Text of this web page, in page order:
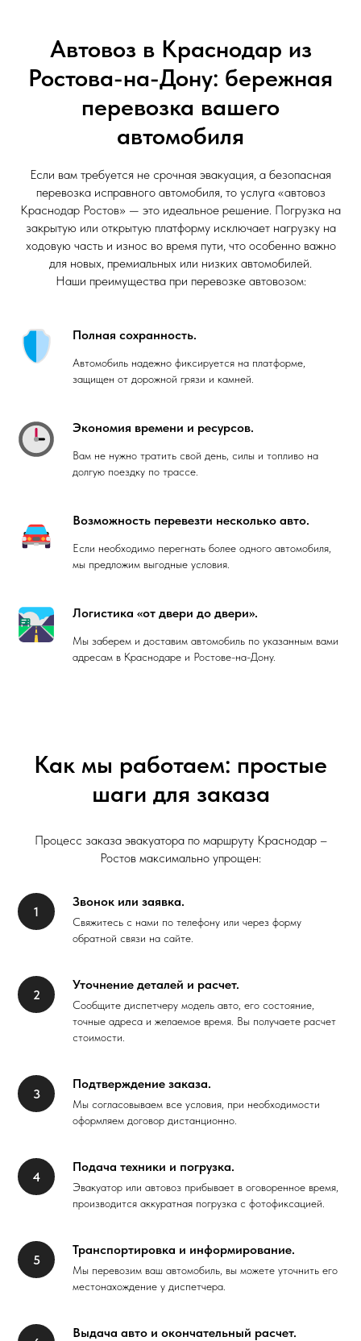
Автовоз в Краснодар из
Ростова-на-Дону: бережная
перевозка вашего
автомобиля
Если вам требуется не срочная эвакуация, а безопасная
перевозка исправного автомобиля, то услуга «автовоз
Краснодар Ростов» — это идеальное решение. Погрузка на
закрытую или открытую платформу исключает нагрузку на
ходовую часть и износ во время пути, что особенно важно
для новых, премиальных или низких автомобилей.
Наши преимущества при перевозке автовозом:
Полная сохранность.
Автомобиль надежно фиксируется на платформе,
защищен от дорожной грязи и камней.
Экономия времени и ресурсов.
Вам не нужно тратить свой день, силы и топливо на
долгую поездку по трассе.
Возможность перевезти несколько авто.
Если необходимо перегнать более одного автомобиля,
мы предложим выгодные условия.
Логистика «от двери до двери».
Мы заберем и доставим автомобиль по указанным вами
адресам в Краснодаре и Ростове-на-Дону.
Как мы работаем: простые
шаги для заказа
Процесс заказа эвакуатора по маршруту Краснодар –
Ростов максимально упрощен:
Звонок или заявка.
Свяжитесь с нами по телефону или через форму
обратной связи на сайте.
Уточнение деталей и расчет.
Сообщите диспетчеру модель авто, его состояние,
точные адреса и желаемое время. Вы получаете расчет
стоимости.
Подтверждение заказа.
Мы согласовываем все условия, при необходимости
оформляем договор дистанционно.
Подача техники и погрузка.
Эвакуатор или автовоз прибывает в оговоренное время,
производится аккуратная погрузка с фотофиксацией.
Транспортировка и информирование.
Мы перевозим ваш автомобиль, вы можете уточнить его
местонахождение у диспетчера.
Выдача авто и окончательный расчет.